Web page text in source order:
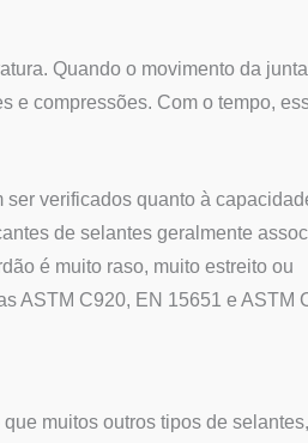
Quando o movimento da
e compressões. Com o tempo,
verificados quanto à
de selantes geralmente
é muito raso, muito estreito ou
ASTM C920, EN 15651 e ASTM
muitos outros tipos de